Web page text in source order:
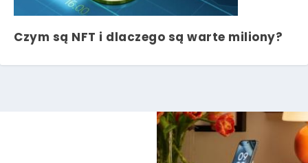
Czym są NFT i dlaczego są warte miliony?